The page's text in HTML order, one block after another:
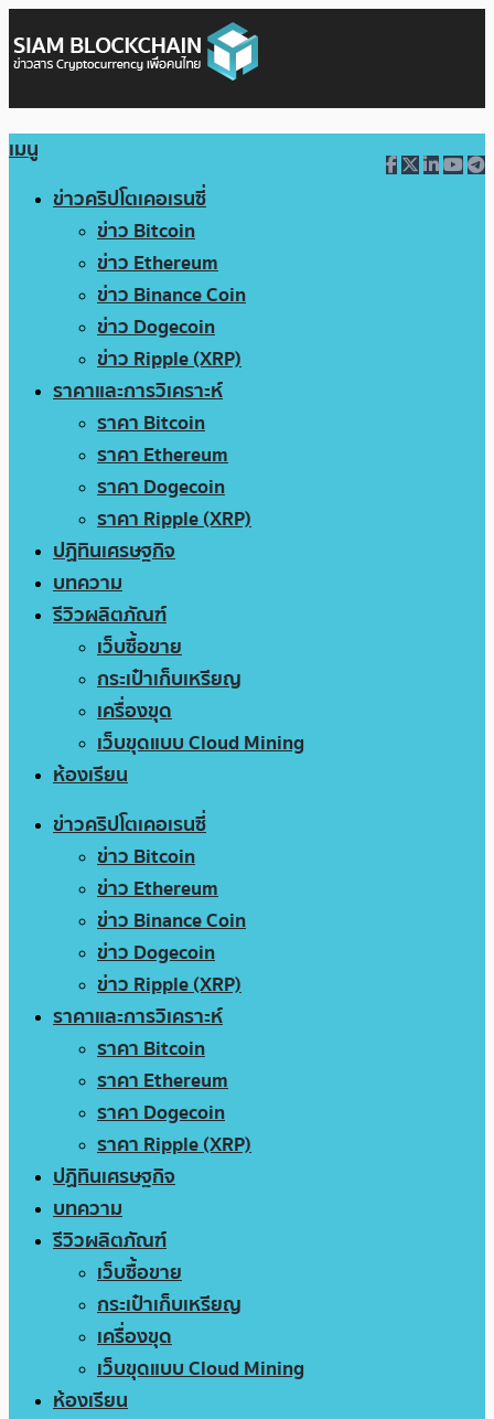
เมนู
ข่าวคริปโตเคอเรนซี่
ข่าว Bitcoin
ข่าว Ethereum
ข่าว Binance Coin
ข่าว Dogecoin
ข่าว Ripple (XRP)
ราคาและการวิเคราะห์
ราคา Bitcoin
ราคา Ethereum
ราคา Dogecoin
ราคา Ripple (XRP)
ปฏิทินเศรษฐกิจ
บทความ
รีวิวผลิตภัณฑ์
เว็บซื้อขาย
กระเป๋าเก็บเหรียญ
เครื่องขุด
เว็บขุดแบบ Cloud Mining
ห้องเรียน
ข่าวคริปโตเคอเรนซี่
ข่าว Bitcoin
ข่าว Ethereum
ข่าว Binance Coin
ข่าว Dogecoin
ข่าว Ripple (XRP)
ราคาและการวิเคราะห์
ราคา Bitcoin
ราคา Ethereum
ราคา Dogecoin
ราคา Ripple (XRP)
ปฏิทินเศรษฐกิจ
บทความ
รีวิวผลิตภัณฑ์
เว็บซื้อขาย
กระเป๋าเก็บเหรียญ
เครื่องขุด
เว็บขุดแบบ Cloud Mining
ห้องเรียน